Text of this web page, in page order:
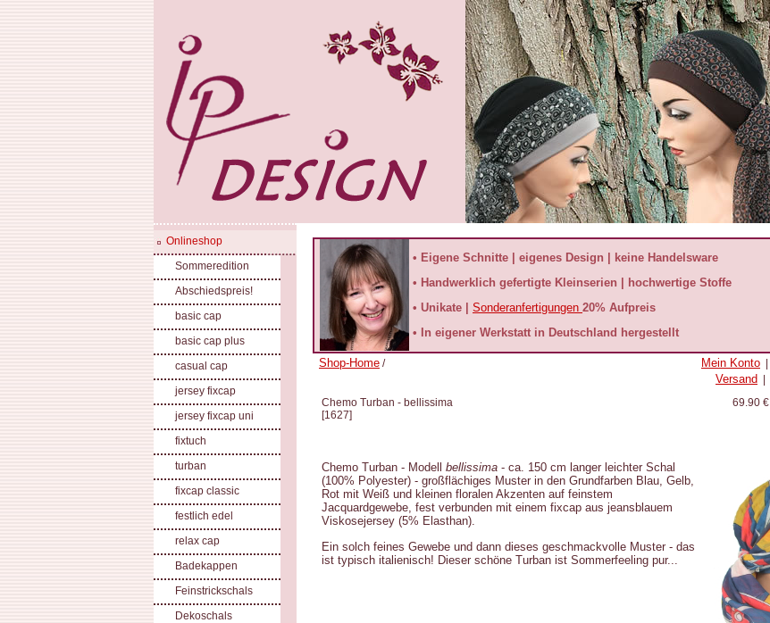
Onlineshop
Sommeredition
Abschiedspreis!
basic cap
basic cap plus
casual cap
jersey fixcap
jersey fixcap uni
fixtuch
turban
fixcap classic
festlich edel
relax cap
Badekappen
Feinstrickschals
Dekoschals
• Eigene Schnitte | eigenes Design | keine Handelsware
• Handwerklich gefertigte Kleinserien | hochwertige Stoffe
• Unikate | Sonderanfertigungen 20% Aufpreis
• In eigener Werkstatt in Deutschland hergestellt
Shop-Home / Mein Konto
Versand
Chemo Turban - bellissima
[1627]
69.90 €
Chemo Turban - Modell bellissima - ca. 150 cm langer leichter Schal
(100% Polyester) - großflächiges Muster in den Grundfarben Blau, Gelb,
Rot mit Weiß und kleinen floralen Akzenten auf feinstem
Jacquardgewebe, fest verbunden mit einem fixcap aus jeansblauem
Viskosejersey (5% Elasthan).
Ein solch feines Gewebe und dann dieses geschmackvolle Muster - das
ist typisch italienisch! Dieser schöne Turban ist Sommerfeeling pur...